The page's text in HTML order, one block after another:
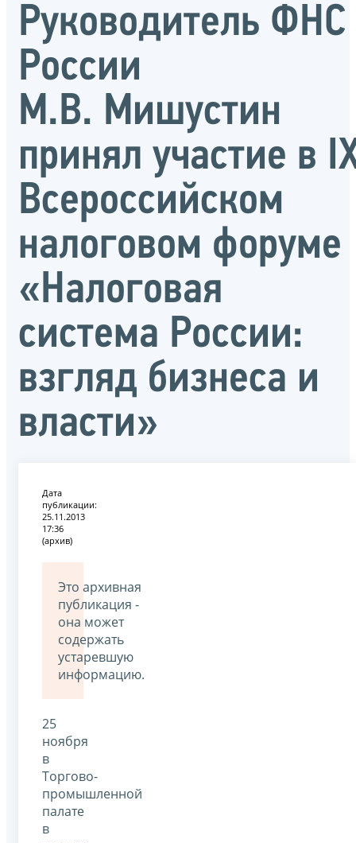
Руководитель ФНС
России
М.В. Мишустин
принял участие в
Всероссийском
налоговом форуме
«Налоговая
система России:
взгляд бизнеса и
власти»
Дата
публикации:
25.11.2013
17:36
(архив)
Это архивная
публикация -
она может
содержать
устаревшую
информацию.
25
ноября
в
Торгово-
промышленной
палате
в